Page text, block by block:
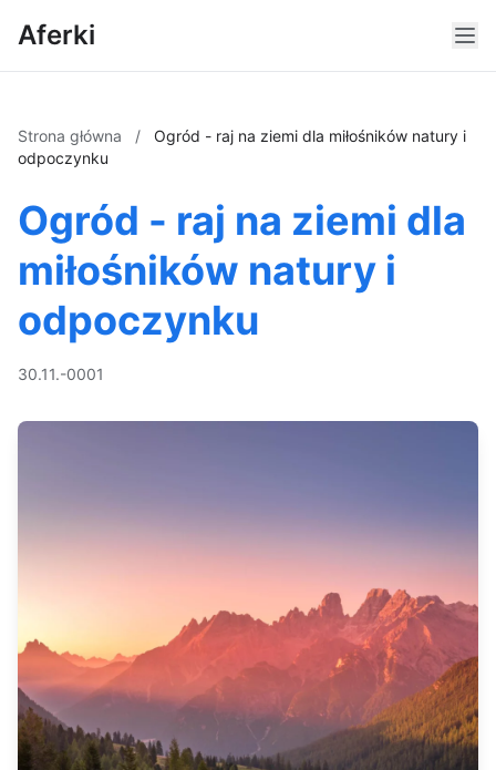
Aferki
Strona główna /
Ogród - raj na ziemi dla miłośników natury i
odpoczynku
Ogród - raj na ziemi dla
miłośników natury i
odpoczynku
30.11.-0001